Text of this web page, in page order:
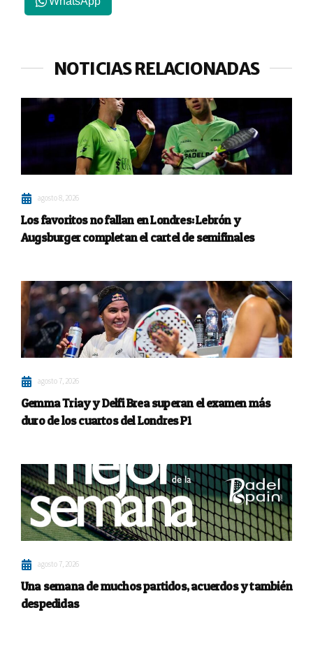
NOTICIAS RELACIONADAS
agosto 8, 2026
Los favoritos no fallan en Londres: Lebrón y
Augsburger completan el cartel de semifinales
agosto 7, 2026
Gemma Triay y Delfi Brea superan el examen más
duro de los cuartos del Londres P1
agosto 7, 2026
Una semana de muchos partidos, acuerdos y también
despedidas